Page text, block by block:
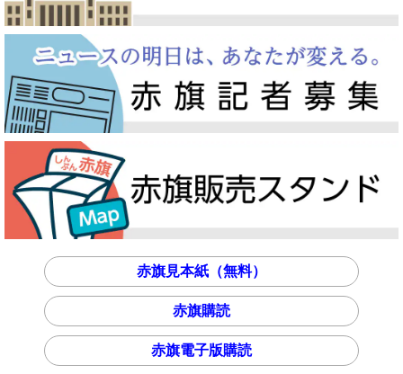
赤旗見本紙（無料）
赤旗購読
赤旗電子版購読